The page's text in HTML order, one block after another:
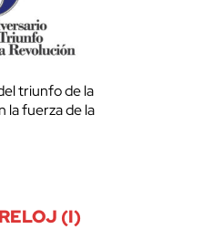
triunfo de la
la fuerza de la
(I)